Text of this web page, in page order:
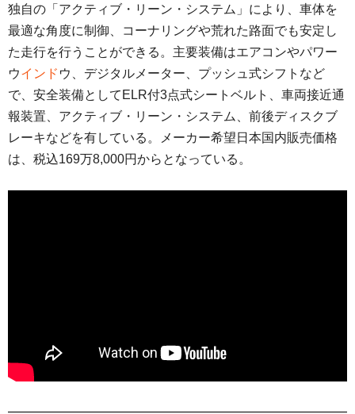
独自の「アクティブ・リーン・システム」により、車体を
最適な角度に制御、コーナリングや荒れた路面でも安定し
た走行を行うことができる。主要装備はエアコンやパワー
ウインド ウ、デジタルメーター、プッシュ式シフトなど
で、安全装備としてELR付3点式シートベルト、車両接近通
報装置、アクティブ・リーン・システム、前後ディスクブ
レーキなどを有している。メーカー希望日本国内販売価格
は、税込169万8,000円からとなっている。